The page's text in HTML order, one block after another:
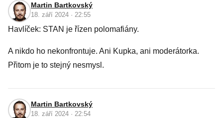
Martin Bartkovský
18. září 2024 · 22:55
Havlíček: STAN je řízen polomafiány.
A nikdo ho nekonfrontuje. Ani Kupka, ani moderátorka.
Přitom je to stejný nesmysl.
Martin Bartkovský
18. září 2024 · 22:54